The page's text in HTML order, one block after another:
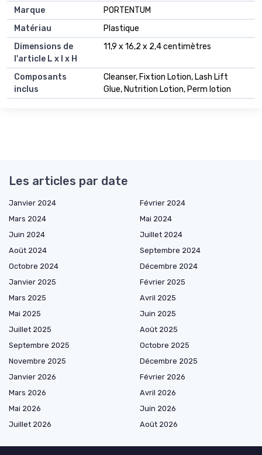
Marque
PORTENTUM
Matériau
Plastique
Dimensions de
l'article L x l x H
11,9 x 16,2 x 2,4 centimètres
Composants
inclus
Cleanser, Fixtion Lotion, Lash Lift
Glue, Nutrition Lotion, Perm lotion
Les articles par date
Janvier 2024
Février 2024
Mars 2024
Mai 2024
Juin 2024
Juillet 2024
Août 2024
Septembre 2024
Octobre 2024
Décembre 2024
Janvier 2025
Février 2025
Mars 2025
Avril 2025
Mai 2025
Juin 2025
Juillet 2025
Août 2025
Septembre 2025
Octobre 2025
Novembre 2025
Décembre 2025
Janvier 2026
Février 2026
Mars 2026
Avril 2026
Mai 2026
Juin 2026
Juillet 2026
Août 2026